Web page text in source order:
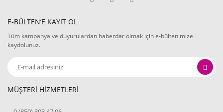
E-BÜLTEN’E KAYIT OL
Tüm kampanya ve duyurulardan haberdar olmak için e-bültenimize
kaydolunuz.
MÜŞTERİ HİZMETLERİ